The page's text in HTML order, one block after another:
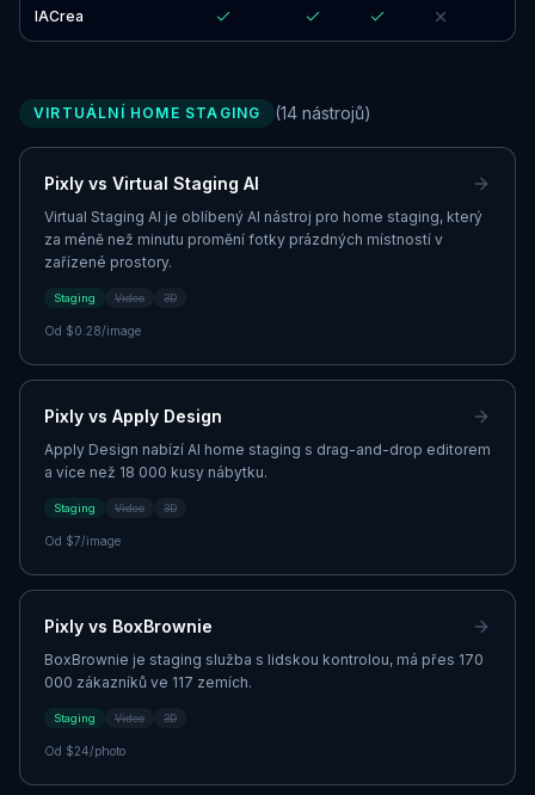
IACrea
VIRTUÁLNÍ HOME STAGING (14 nástrojů)
Pixly vs Virtual Staging AI
Virtual Staging AI je oblíbený AI nástroj pro home staging, který
za méně než minutu promění fotky prázdných místností v
zařízené prostory.
Staging Video 3D
Od $0.28/image
Pixly vs Apply Design
Apply Design nabízí AI home staging s drag-and-drop editorem
a více než 18 000 kusy nábytku.
Staging Video 3D
Od $7/image
Pixly vs BoxBrownie
BoxBrownie je staging služba s lidskou kontrolou, má přes 170
000 zákazníků ve 117 zemích.
Staging Video 3D
Od $24/photo